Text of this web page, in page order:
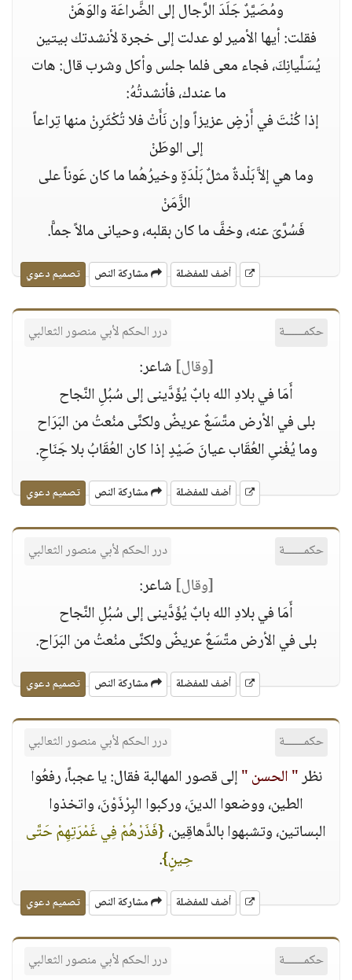
ومُصَيَّرٌ جَلَدَ الرَّجال إلى الضَّراعَة والوَهَنْ
فقلت: أيها الأمير لو عدلت إلى خجرة لأنشدتك بيتين
يُسَلَّيانِكَ، فجاء معى فلما جلس وأكل وشرب قال: هات
ما عندك، فأنشدتُهُ:
إذا كُنْتَ في أَرْضٍ عزيزاً وإن نَأَتْ فلا تُكْثَرِنْ منها تِراعاً
إلى الوطَنْ
وما هي إلاَّ بَلْدةٌ مثلٌ بَلْدَةٍ وخيرُهُما ما كان عَوناً على
الزَّمَنْ
فَسُرَّىَ عنه، وخفَّ ما كان بقلبه، وحيانى مالاً جماًّ.
أضف للمفضلة مشاركة النص تصميم دعوي
حكمــــــة درر الحكم لأبي منصور الثعالبي
[وقال] شاعر:
أَمَا في بلادِ الله بابٌ يُؤَدَّينى إلى سُبُلِ النَّجاح
بلى في الأرض متَّسَعٌ عريضٌ ولكنَّى منُعتُ من البَرَاح
وما يُغْنىِ العُقَاب عيانَ صَيْدٍ إذا كان العُقَابُ بلا جَنَاحِ.
أضف للمفضلة مشاركة النص تصميم دعوي
حكمــــــة درر الحكم لأبي منصور الثعالبي
[وقال] شاعر:
أَمَا في بلادِ الله بابٌ يُؤَدَّينى إلى سُبُلِ النَّجاح
بلى في الأرض متَّسَعٌ عريضٌ ولكنَّى منُعتُ من البَرَاح.
أضف للمفضلة مشاركة النص تصميم دعوي
حكمــــــة درر الحكم لأبي منصور الثعالبي
نظر" الحسن "إلى قصور المهالبة فقال: يا عجباً، رفعُوا
الطين، ووضعوا الدينَ، وركبوا البِرْذَوْنَ، واتخذوا
البساتين، وتشبهوا بالدَّهاقِين،{فَذَرْهُمْ فِي غَمْرَتِهِمْ حَتَّى
حِينٍ}.
أضف للمفضلة مشاركة النص تصميم دعوي
حكمــــــة درر الحكم لأبي منصور الثعالبي